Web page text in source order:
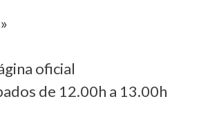
oficial
de 12.00h a 13.00h